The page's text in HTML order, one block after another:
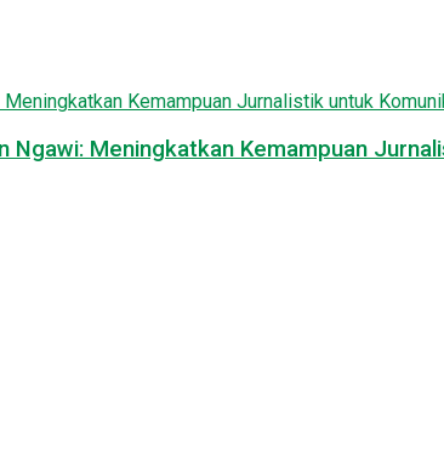
Ngawi: Meningkatkan Kemampuan